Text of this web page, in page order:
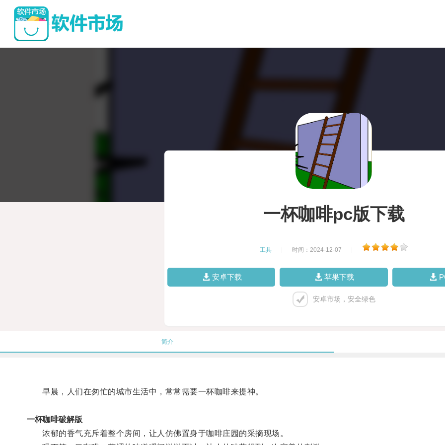
一杯咖啡pc版下载
工具 时间：2024-12-07
安卓下载 苹果下载
安卓市场，安全绿色
简介
早晨，人们在匆忙的城市生活中，常常需要一杯咖啡来提神。
一杯咖啡破解版
浓郁的香气充斥着整个房间，让人仿佛置身于咖啡庄园的采摘现场。